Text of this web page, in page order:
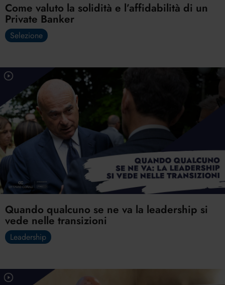
Come valuto la solidità e l’affidabilità di un
Private Banker
Selezione
Quando qualcuno se ne va la leadership si
vede nelle transizioni
Leadership